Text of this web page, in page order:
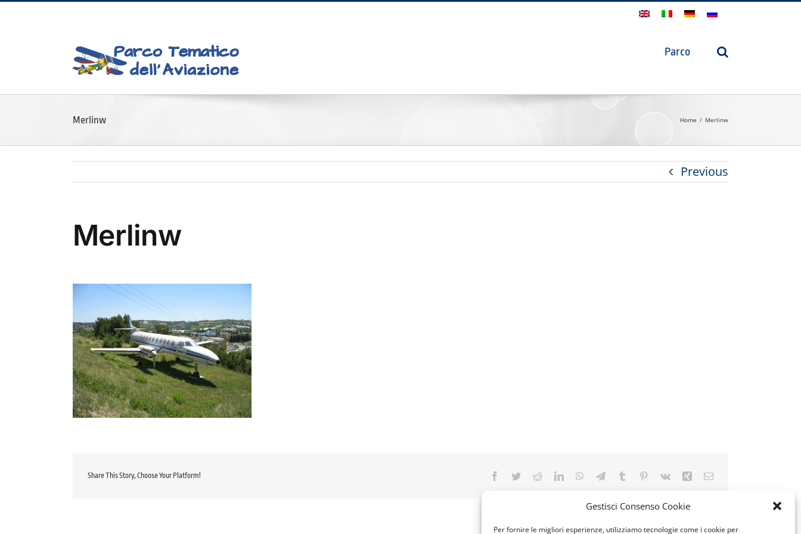
Gestisci Consenso Cookie
Per fornire le migliori esperienze, utilizziamo tecnologie come i cookie per
Parco
Merlinw Home Merlinw
Previous
Merlinw
Share This Story, Choose Your Platform! Facebook
TwitterRedditLinkedInWhatsApp
TelegramTumblr Pinterest
Vk Xing Email